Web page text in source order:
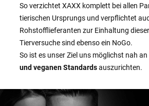
So verzichtet XAXX komplett bei allen
tierischen Ursprungs und verpflichtet
Rohstofflieferanten zur Einhaltung
Tierversuche sind ebenso ein NoGo.
So ist es unser Ziel uns möglichst nah an
und veganen Standardsauszurichten.